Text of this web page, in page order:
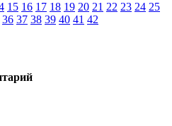
15 16 17 18 19 20 21 22 23 24 25
36 37 38 39 40 41 42